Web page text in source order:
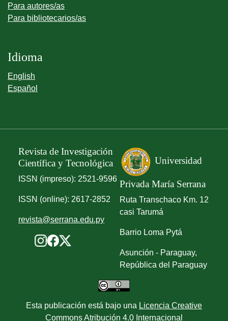
Para autores/as
Para bibliotecarios/as
Idioma
English
Español
Revista de Investigación
Científica y Tecnológica
ISSN (impreso): 2521-9596
ISSN (online): 2617-2852
revista@serrana.edu.py
Universidad
Privada María Serrana
Ruta Transchaco Km. 12
casi Tarumá
Barrio Loma Pytá
Asunción - Paraguay,
República del Paraguay
Esta publicación está bajo una Licencia Creative
Commons Atribución 4.0 Internacional